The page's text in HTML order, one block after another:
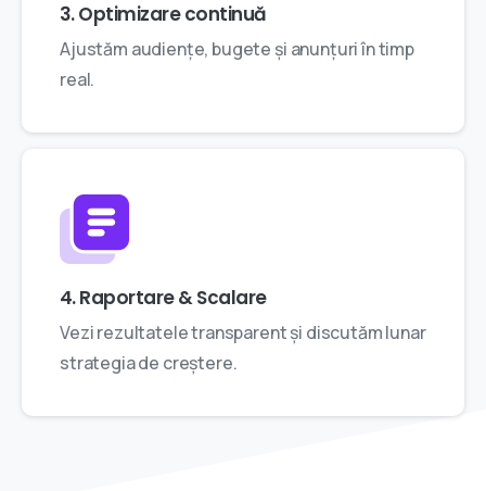
3. Optimizare continuă
Ajustăm audiențe, bugete și anunțuri în timp
real.
4. Raportare & Scalare
Vezi rezultatele transparent și discutăm lunar
strategia de creștere.